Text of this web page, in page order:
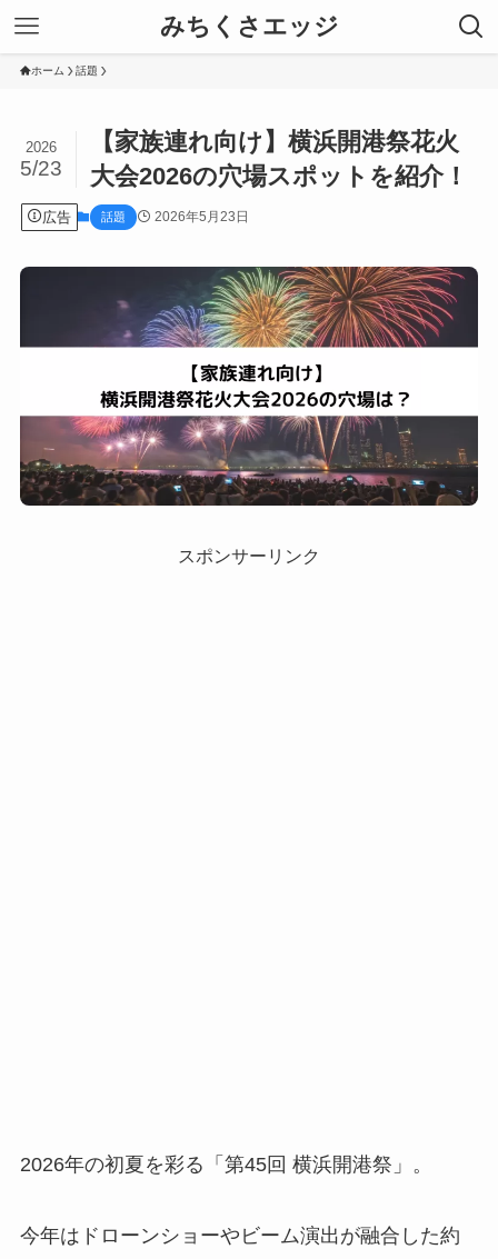
みちくさエッジ
ホーム 話題
【家族連れ向け】横浜開港祭花火
大会2026の穴場スポットを紹介！
2026
5/23
広告 話題 2026年5月23日
スポンサーリンク
2026年の初夏を彩る「第45回 横浜開港祭」。
今年はドローンショーやビーム演出が融合した約